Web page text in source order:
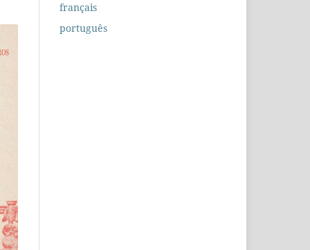
français
português